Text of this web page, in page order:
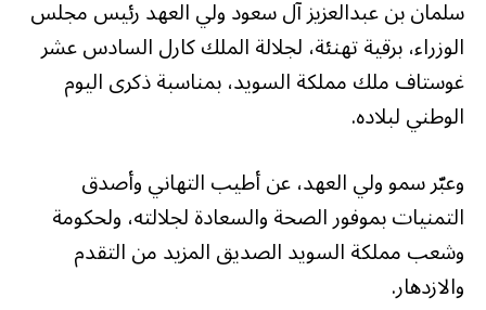
سلمان بن عبدالعزيز آل سعود ولي العهد رئيس مجلس
الوزراء، برقية تهنئة، لجلالة الملك كارل السادس عشر
غوستاف ملك مملكة السويد، بمناسبة ذكرى اليوم
الوطني لبلاده.
وعبّر سمو ولي العهد، عن أطيب التهاني وأصدق
التمنيات بموفور الصحة والسعادة لجلالته، ولحكومة
وشعب مملكة السويد الصديق المزيد من التقدم
والازدهار.